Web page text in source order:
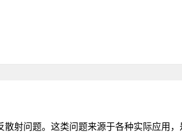
射问题。这类问题来源于各种实际应用